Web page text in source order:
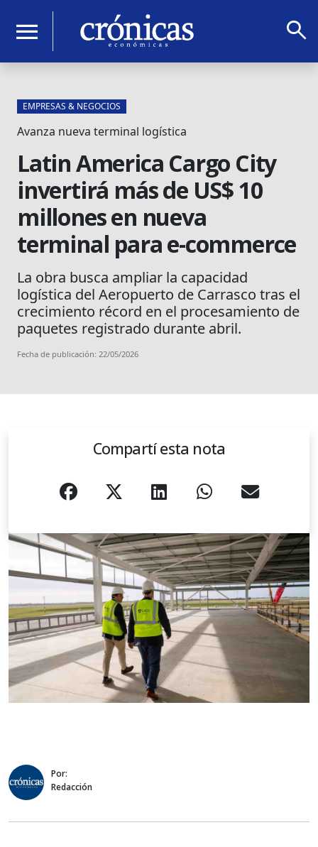
menu search
EMPRESAS & NEGOCIOS
Avanza nueva terminal logística
Latin America Cargo City
invertirá más de US$ 10
millones en nueva
terminal para e-commerce
La obra busca ampliar la capacidad
logística del Aeropuerto de Carrasco tras el
crecimiento récord en el procesamiento de
paquetes registrado durante abril.
Fecha de publicación: 22/05/2026
Compartí esta nota
Por:
Redacción